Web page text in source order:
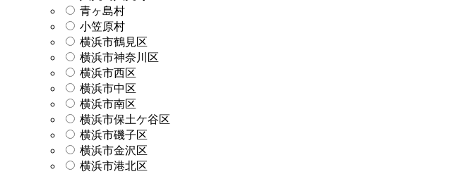
青ヶ島村
小笠原村
横浜市鶴見区
横浜市神奈川区
横浜市西区
横浜市中区
横浜市南区
横浜市保土ケ谷区
横浜市磯子区
横浜市金沢区
横浜市港北区